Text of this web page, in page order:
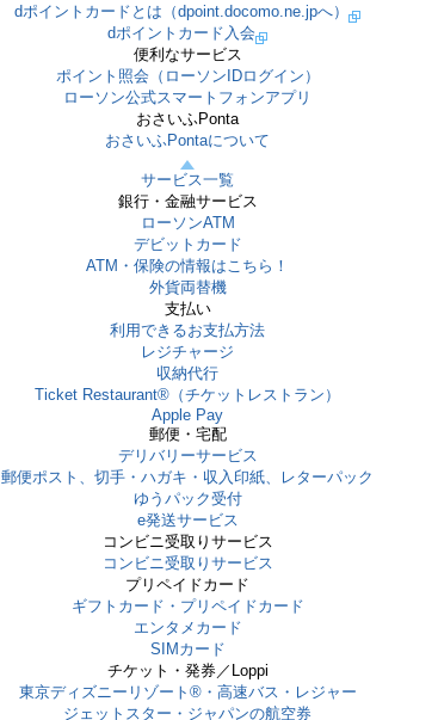
dポイントカードとは（dpoint.docomo.ne.jpへ）
dポイントカード入会
便利なサービス
ポイント照会（ローソンIDログイン）
ローソン公式スマートフォンアプリ
おさいふPonta
おさいふPontaについて
サービス一覧
銀行・金融サービス
ローソンATM
デビットカード
ATM・保険の情報はこちら！
外貨両替機
支払い
利用できるお支払方法
レジチャージ
収納代行
Ticket Restaurant®（チケットレストラン）
Apple Pay
郵便・宅配
デリバリーサービス
郵便ポスト、切手・ハガキ・収入印紙、レターパック
ゆうパック受付
e発送サービス
コンビニ受取りサービス
コンビニ受取りサービス
プリペイドカード
ギフトカード・プリペイドカード
エンタメカード
SIMカード
チケット・発券／Loppi
東京ディズニーリゾート®・⾼速バス・レジャー
ジェットスター・ジャパンの航空券